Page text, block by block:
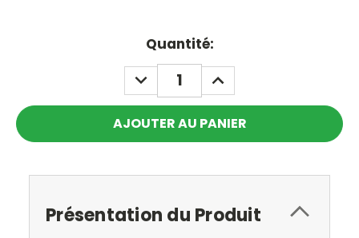
Quantité:
DECREASE
QUANTITY:
INCREASE
QUANTITY:
Présentation du Produit